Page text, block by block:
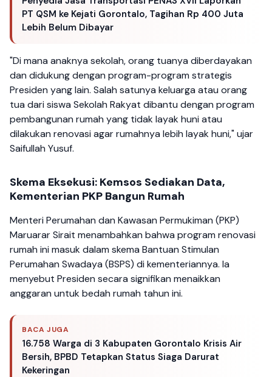
PT QSM ke Kejati Gorontalo, Tagihan Rp 400 Juta
Lebih Belum Dibayar
"Di mana anaknya sekolah, orang tuanya diberdayakan
dan didukung dengan program-program strategis
Presiden yang lain. Salah satunya keluarga atau orang
tua dari siswa Sekolah Rakyat dibantu dengan program
pembangunan rumah yang tidak layak huni atau
dilakukan renovasi agar rumahnya lebih layak huni," ujar
Saifullah Yusuf.
Skema Eksekusi: Kemsos Sediakan Data,
Kementerian PKP Bangun Rumah
Menteri Perumahan dan Kawasan Permukiman (PKP)
Maruarar Sirait menambahkan bahwa program renovasi
rumah ini masuk dalam skema Bantuan Stimulan
Perumahan Swadaya (BSPS) di kementeriannya. Ia
menyebut Presiden secara signifikan menaikkan
anggaran untuk bedah rumah tahun ini.
BACA JUGA
16.758 Warga di 3 Kabupaten Gorontalo Krisis Air
Bersih, BPBD Tetapkan Status Siaga Darurat
Kekeringan